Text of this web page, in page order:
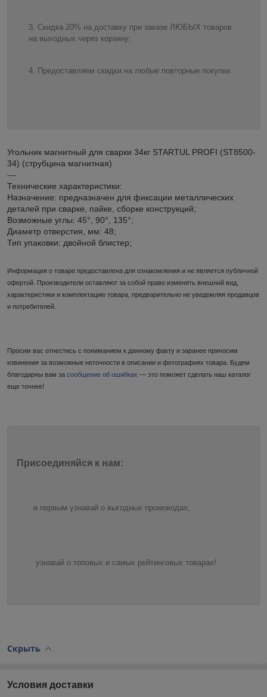
Скидка 20% на доставку при заказе ЛЮБЫХ товаров
на выходных через корзину;
Предоставляем скидки на любые повторные покупки.
Угольник магнитный для сварки 34кг STARTUL PROFI (ST8500-
34) (струбцина магнитная)
---
Технические характеристики:
Назначение: предназначен для фиксации металлических
деталей при сварке, пайке, сборке конструкций;
Возможные углы: 45°, 90°, 135°;
Диаметр отверстия, мм: 48;
Тип упаковки: двойной блистер;
Информация о товаре предоставлена для ознакомления и не является публичной
офертой. Производители оставляют за собой право изменять внешний вид,
характеристики и комплектацию товара, предварительно не уведомляя продавцов
и потребителей.
Просим вас отнестись с пониманием к данному факту и заранее приносим
извинения за возможные неточности в описании и фотографиях товара. Будем
благодарны вам за сообщение об ошибках — это поможет сделать наш каталог
еще точнее!
Присоединяйся к нам:
и первым узнавай о выгодных промокодах;
узнавай о топовых и самых рейтинговых товарах!
Скрыть
Условия доставки